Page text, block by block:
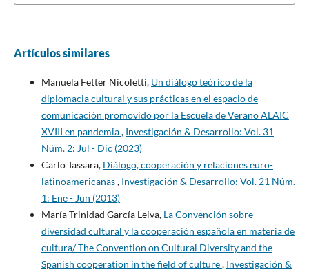
Artículos similares
Manuela Fetter Nicoletti, Un diálogo teórico de la
diplomacia cultural y sus prácticas en el espacio de
comunicación promovido por la Escuela de Verano ALAIC
XVIII en pandemia, Investigación & Desarrollo: Vol. 31
Núm. 2: Jul - Dic (2023)
Carlo Tassara, Diálogo, cooperación y relaciones euro-
latinoamericanas, Investigación & Desarrollo: Vol. 21 Núm.
1: Ene - Jun (2013)
María Trinidad García Leiva, La Convención sobre
diversidad cultural y la cooperación española en materia de
cultura/ The Convention on Cultural Diversity and the
Spanish cooperation in the field of culture, Investigación &